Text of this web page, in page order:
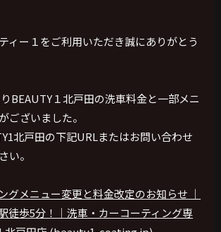
ィー１をご利用いただき誠にありがとう
BEAUTY１北戸田の洗車料金と一部メニ
ございました。
北戸田の下記URLまたはお問い合わせ
い。
グメニュー変更と料金改定のお知らせ ｜
徒歩5分！｜洗車・カーコーティング専